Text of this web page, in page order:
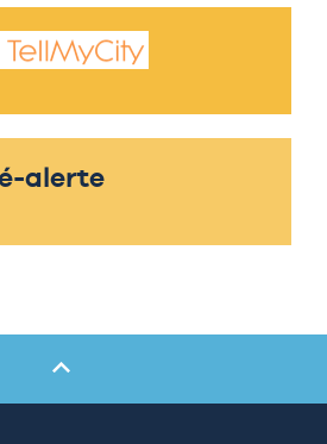
alerte